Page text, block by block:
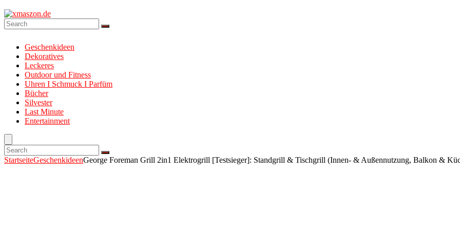
Geschenkideen
Dekoratives
Leckeres
Outdoor und Fitness
Uhren I Schmuck I Parfüm
Bücher
Silvester
Last Minute
Entertainment
StartseiteGeschenkideenGeorge Foreman Grill 2in1 Elektrogrill [Testsieger]: Standgrill & Tischgrill (Innen- & Außennutzung, Balkon &